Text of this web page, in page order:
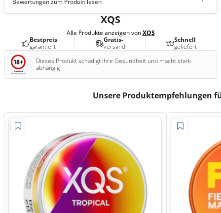
Bewertungen zum Produkt lesen
XQS
Alle Produkte anzeigen vonXQS
Bestpreis
garantiert
Gratis-
versand
Schnell
geliefert
Dieses Produkt schädigt Ihre Gesundheit und macht stark
abhängig
Unsere Produktempfehlungen